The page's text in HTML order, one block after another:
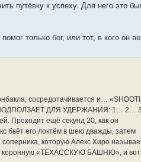
путёвку к успеху. Для него это
только бог, или тот, в кого он
сосредотачивается и…
ДЛЯ УДЕРЖАНИЯ: 1… 2…
Проходит ещё секунд 20, как он
бьёт его локтём в шею дважды, затем
которую Алекс Хиро
коронную «ТЕХАССКУЮ БАШНЮ», и вот